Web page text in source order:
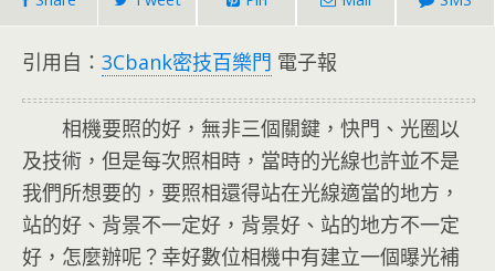
引用自： 3Cbank密技百樂門 電子報
相機要照的好，無非三個關鍵，快門、光圈以
及技術，但是每次照相時，當時的光線也許並不是
我們所想要的，要照相還得站在光線適當的地方，
站的好、背景不一定好，背景好、站的地方不一定
好，怎麼辦呢？幸好數位相機中有建立一個曝光補